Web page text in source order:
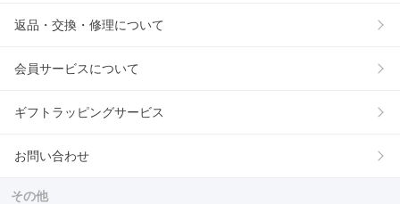
返品・交換・修理について
会員サービスについて
ギフトラッピングサービス
お問い合わせ
その他